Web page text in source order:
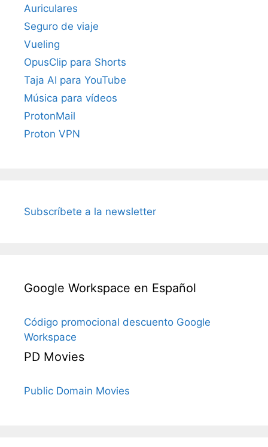
Auriculares
Seguro de viaje
Vueling
OpusClip para Shorts
Taja AI para YouTube
Música para vídeos
ProtonMail
Proton VPN
Subscríbete a la newsletter
Google Workspace en Español
Código promocional descuento Google
Workspace
PD Movies
Public Domain Movies